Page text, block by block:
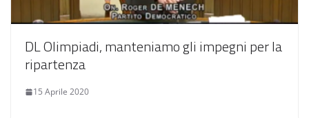
DL Olimpiadi, manteniamo gli impegni per la
ripartenza
15 Aprile 2020